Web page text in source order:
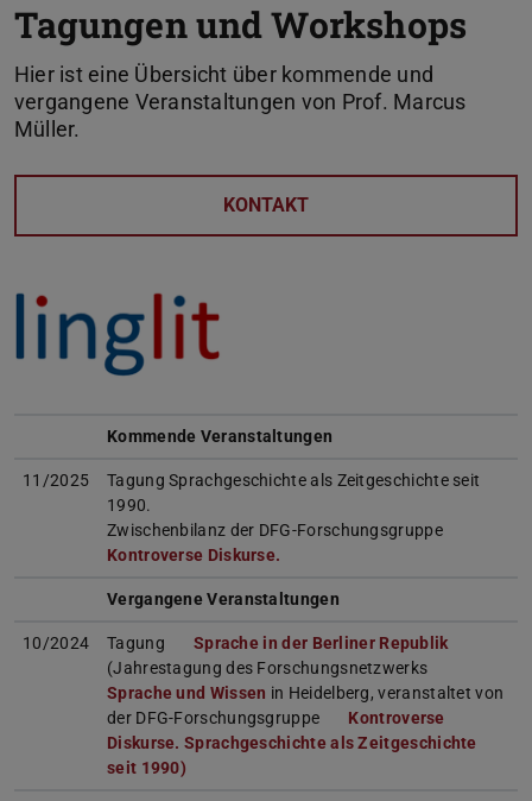
Tagungen und Workshops
Hier ist eine Übersicht über kommende und
vergangene Veranstaltungen von Prof. Marcus
Müller.
KONTAKT
Kommende Veranstaltungen
11/2025
Tagung Sprachgeschichte als Zeitgeschichte seit
1990.
Zwischenbilanz der DFG-Forschungsgruppe
Kontroverse Diskurse.
Vergangene Veranstaltungen
10/2024 Tagung
Sprache in der Berliner Republik
(Jahrestagung des Forschungsnetzwerks
Sprache und Wissen in Heidelberg, veranstaltet von
der DFG-Forschungsgruppe
Kontroverse
Diskurse. Sprachgeschichte als Zeitgeschichte
seit 1990)